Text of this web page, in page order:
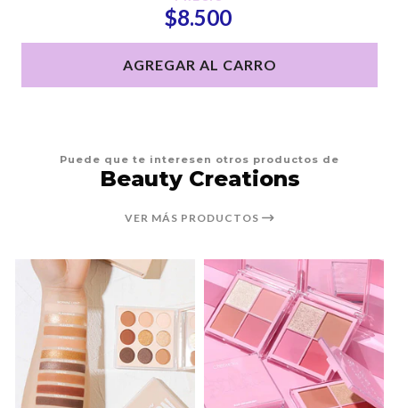
$8.500
AGREGAR AL CARRO
Puede que te interesen otros productos de
Beauty Creations
VER MÁS PRODUCTOS